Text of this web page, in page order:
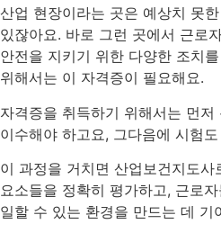
산업 현장이라는 곳은 예상치 못
있잖아요. 바로 그런 곳에서 근로
안전을 지키기 위한 다양한 조치
위해서는 이 자격증이 필요해요.
자격증을 취득하기 위해서는 먼저
이수해야 하고요, 그다음에 시험
이 과정을 거치면 산업보건지도
요소들을 정확히 평가하고, 근로
일할 수 있는 환경을 만드는 데 기